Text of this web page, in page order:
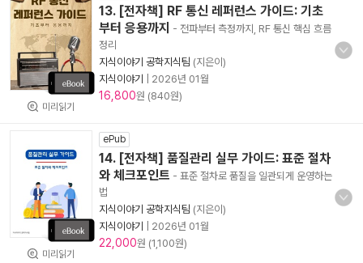
미리읽기
13. [전자책] RF 통신 레퍼런스 가이드: 기초
부터 응용까지 - 전파부터 측정까지, RF 통신 핵심 흐름
정리
지식이야기 공학지식팀 (지은이)
지식이야기
2026년 01월
16,800원 (840원)
미리읽기
ePub
14. [전자책] 품질관리 실무 가이드: 표준 절차
와 체크포인트 - 표준 절차로 품질을 일관되게 운영하는
법
지식이야기 공학지식팀 (지은이)
지식이야기
2026년 01월
22,000원 (1,100원)